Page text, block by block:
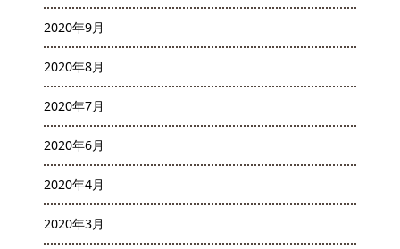
2020年9月
2020年8月
2020年7月
2020年6月
2020年4月
2020年3月